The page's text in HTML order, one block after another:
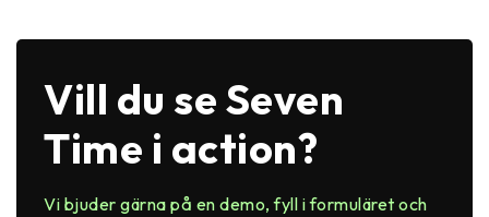
Vill du se Seven
Time i action?
Vi bjuder gärna på en demo, fyll i formuläret och